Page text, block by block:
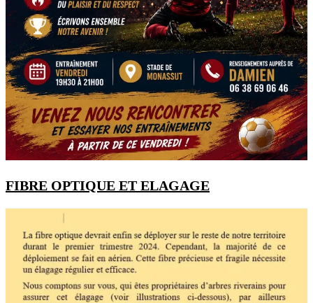
FIBRE OPTIQUE ET ELAGAGE